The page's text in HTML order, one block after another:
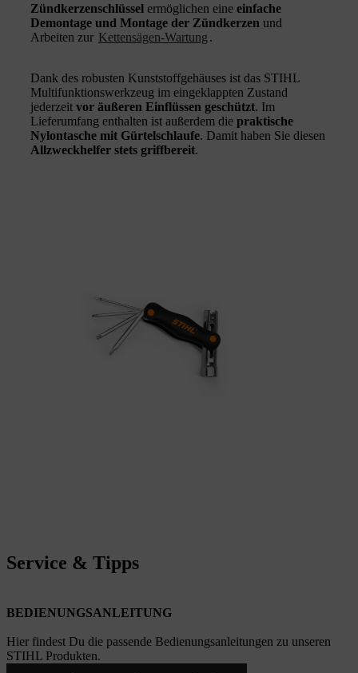
Zündkerzenschlüssel ermöglichen eine einfache
Demontage und Montage der Zündkerzen und
Arbeiten zur Kettensägen-Wartung .
Dank des robusten Kunststoffgehäuses ist das STIHL
Multifunktionswerkzeug im eingeklappten Zustand
jederzeit vor äußeren Einflüssen geschützt. Im
Lieferumfang enthalten ist außerdem die praktische
Nylontasche mit Gürtelschlaufe. Damit haben Sie diesen
Allzweckhelfer stets griffbereit.
Service & Tipps
BEDIENUNGSANLEITUNG
Hier findest Du die passende Bedienungsanleitungen zu unseren
STIHL Produkten.